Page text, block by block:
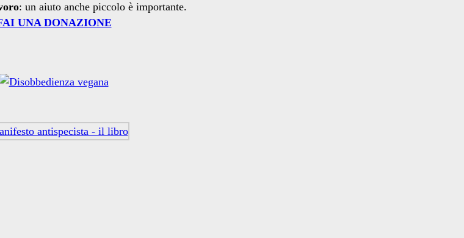
: un aiuto anche piccolo è importante.
UNA DONAZIONE